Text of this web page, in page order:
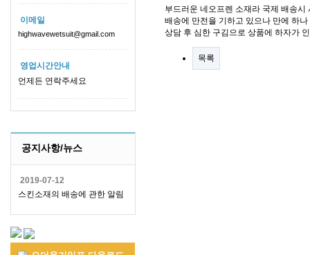
이메일
highwavewetsuit@gmail.com
영업시간안내
언제든 연락주세요
공지사항/뉴스
2019-07-12
스킨소재의 배송에 관한 알림
부드러운 네오프렌 소재라 국제 배송
배송에 만전을 기하고 있으나 만에 하
상담 후 심한 구김으로 상품에 하자가
목록